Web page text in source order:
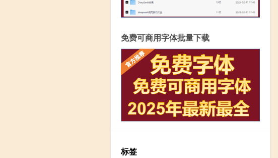
免费可商用字体批量下载
标签